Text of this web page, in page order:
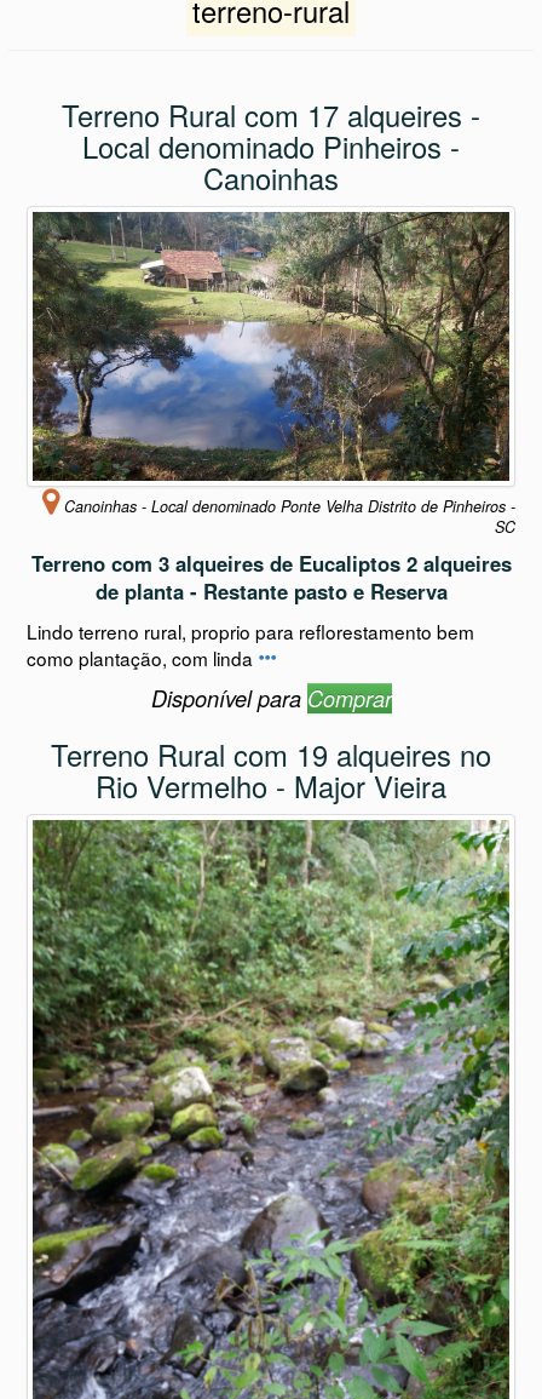
terreno-rural
Terreno Rural com 17 alqueires -
Local denominado Pinheiros -
Canoinhas
Canoinhas - Local denominado Ponte Velha Distrito de Pinheiros -
SC
Terreno com 3 alqueires de Eucaliptos 2 alqueires
de planta - Restante pasto e Reserva
Lindo terreno rural, proprio para reflorestamento bem
como plantação, com linda
Disponível para Comprar
Terreno Rural com 19 alqueires no
Rio Vermelho - Major Vieira